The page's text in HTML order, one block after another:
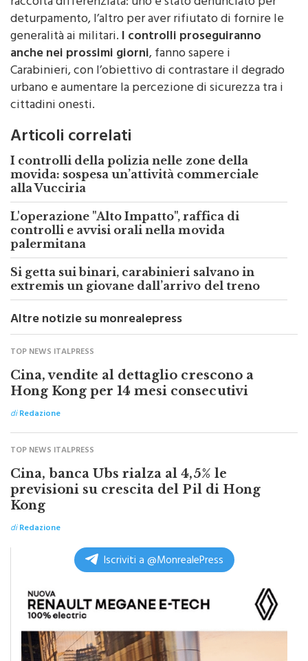
deturpamento, l’altro per aver rifiutato di fornire le
generalità ai militari.I controlli proseguiranno
anche nei prossimi giorni, fanno sapere i
Carabinieri, con l’obiettivo di contrastare il degrado
urbano e aumentare la percezione di sicurezza tra i
cittadini onesti.
Articoli correlati
I controlli della polizia nelle zone della
movida: sospesa un’attività commerciale
alla Vucciria
L'operazione "Alto Impatto", raffica di
controlli e avvisi orali nella movida
palermitana
Si getta sui binari, carabinieri salvano in
extremis un giovane dall’arrivo del treno
Altre notizie su monrealepress
TOP NEWS ITALPRESS
Cina, vendite al dettaglio crescono a
Hong Kong per 14 mesi consecutivi
diRedazione
TOP NEWS ITALPRESS
Cina, banca Ubs rialza al 4,5% le
previsioni su crescita del Pil di Hong
Kong
diRedazione
Iscriviti a @MonrealePress